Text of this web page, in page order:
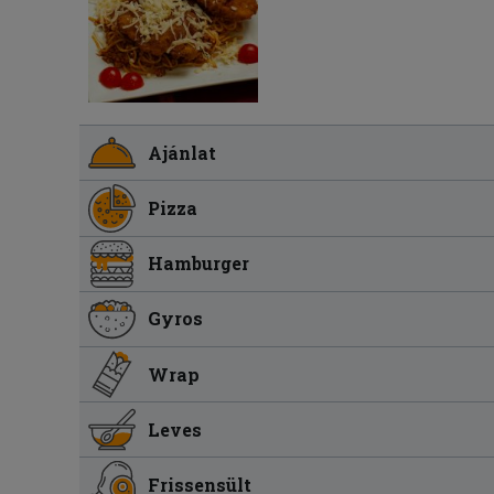
Ajánlat
Pizza
Hamburger
Gyros
Wrap
Leves
Frissensült